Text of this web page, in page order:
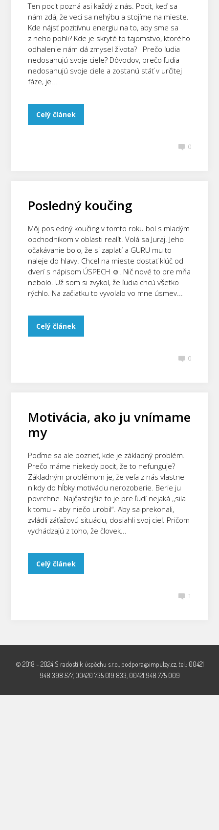
Ten pocit pozná asi každý z nás. Pocit, keď sa
nám zdá, že veci sa nehýbu a stojíme na mieste.
Kde nájsť pozitívnu energiu na to, aby sme sa
z neho pohli? Kde je skryté to tajomstvo, ktorého
odhalenie nám dá zmysel života? Prečo ľudia
nedosahujú svoje ciele? Dôvodov, prečo ľudia
nedosahujú svoje ciele a zostanú stáť v určitej
fáze, je...
Celý článek
0
Posledný koučing
Môj posledný koučing v tomto roku bol s mladým
obchodníkom v oblasti realít. Volá sa Juraj. Jeho
očakávanie bolo, že si zaplatí a GURU mu to
naleje do hlavy. Chcel na mieste dostať kľúč od
dverí s nápisom ÚSPECH ☺. Nič nové to pre mňa
nebolo. Už som si zvykol, že ľudia chcú všetko
rýchlo. Na začiatku to vyvolalo vo mne úsmev...
Celý článek
0
Motivácia, ako ju vnímame
my
Poďme sa ale pozrieť, kde je základný problém.
Prečo máme niekedy pocit, že to nefunguje?
Základným problémom je, že veľa z nás vlastne
nikdy do hĺbky motiváciu nerozoberie. Berie ju
povrchne. Najčastejšie to je pre ľudí nejaká ,,sila
k tomu – aby niečo urobil“. Aby sa prekonali,
zvládli záťažovú situáciu, dosiahli svoj cieľ. Pričom
vychádzajú z toho, že človek...
Celý článek
1
© 2018 - 2024 S radostí k úspěchu s.r.o., podpora@impulzy.cz, tel.: 00421
948 398 577, 00420 735 019 833, 00421 948 775 009